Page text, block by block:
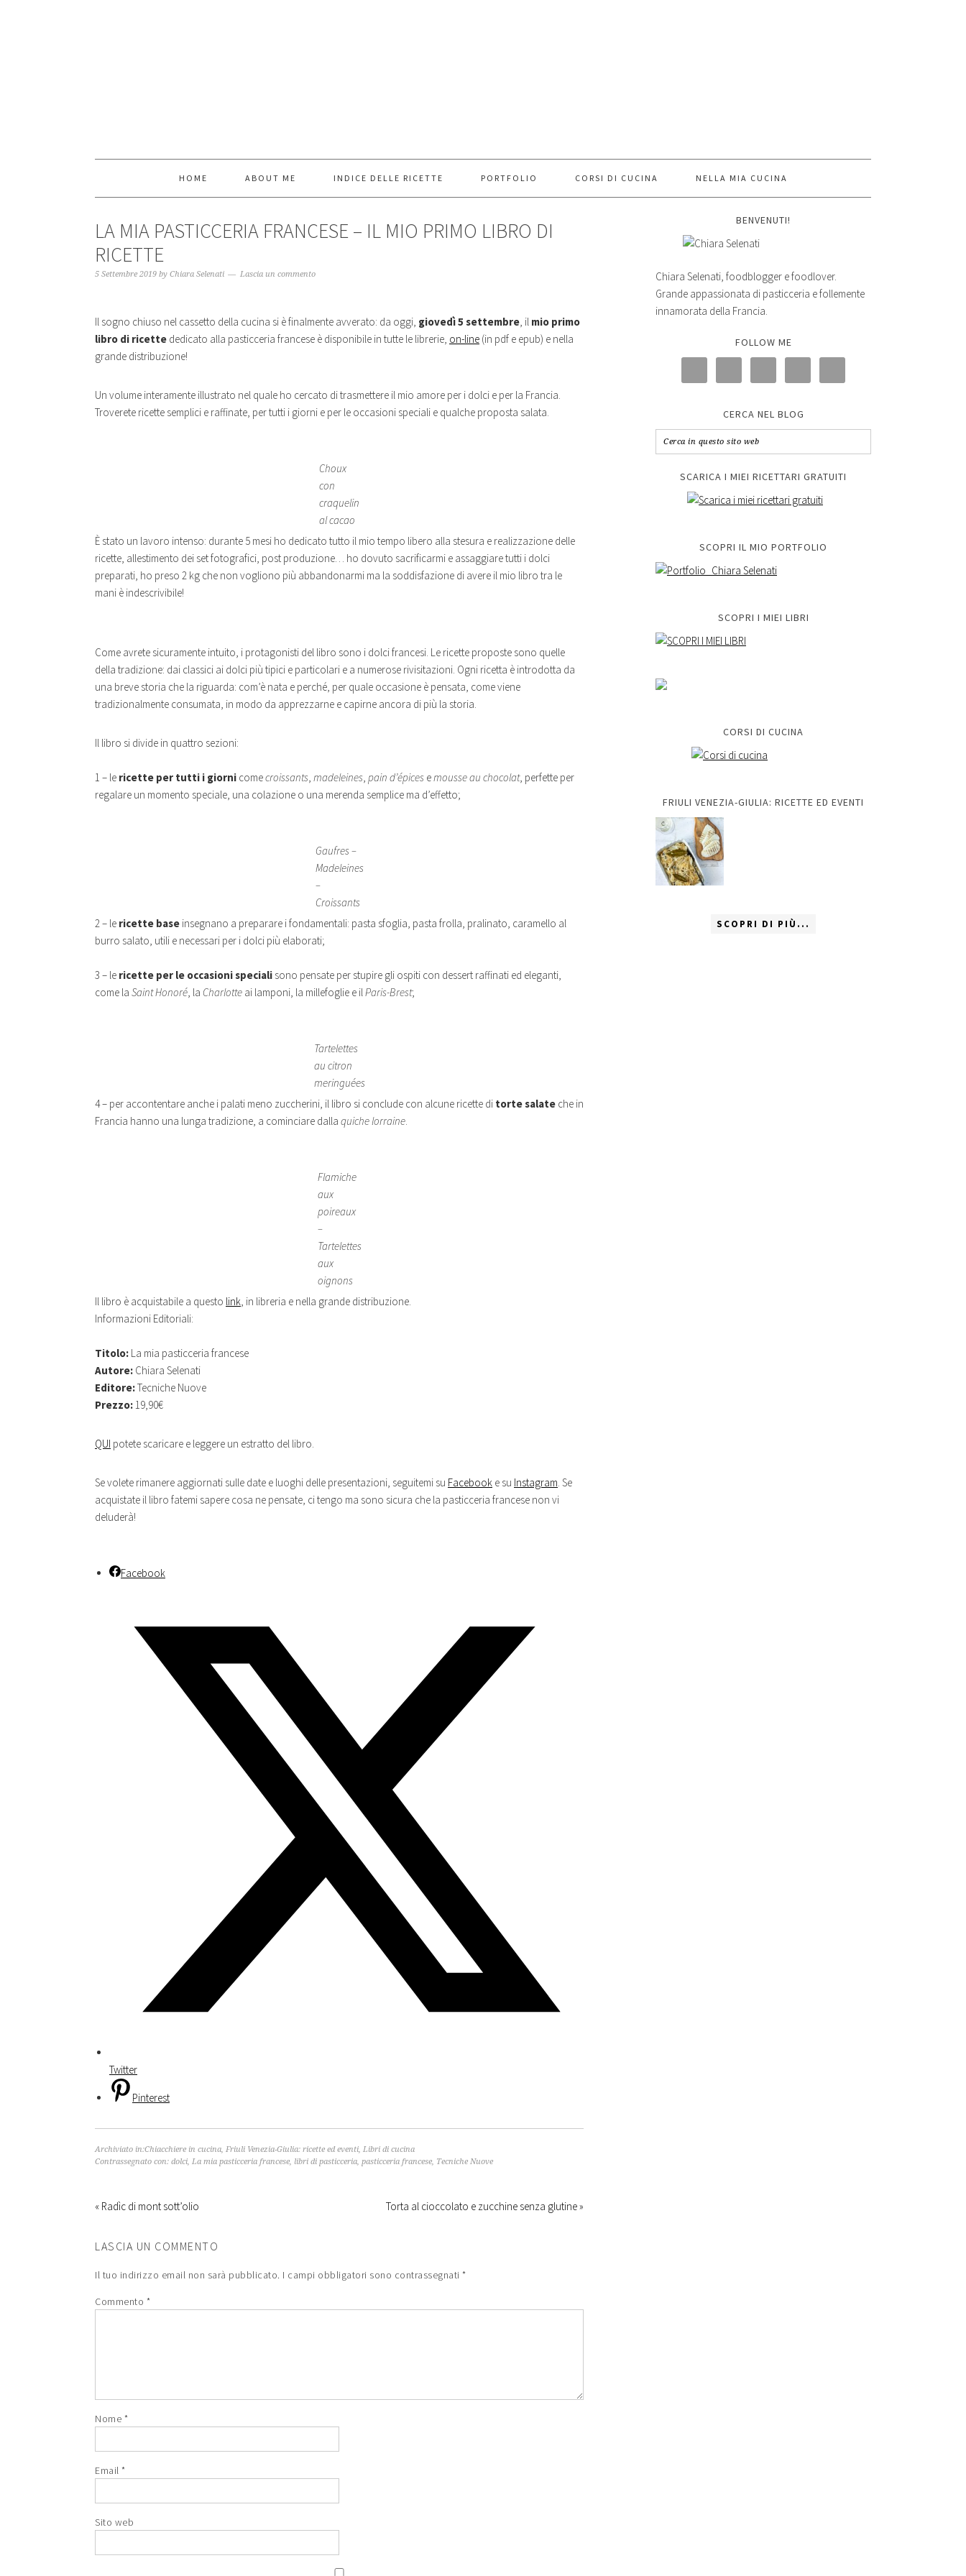
HOME ABOUT ME INDICE DELLE RICETTE PORTFOLIO CORSI DI CUCINA NELLA MIA CUCINA
LA MIA PASTICCERIA FRANCESE – IL MIO PRIMO LIBRO DI
RICETTE
5 Settembre 2019 by Chiara Selenati Lascia un commento
Il sogno chiuso nel cassetto della cucina si è finalmente avverato: da oggi, giovedì 5 settembre, il mio primo
libro di ricette dedicato alla pasticceria francese è disponibile in tutte le librerie, on-line (in pdf e epub) e nella
grande distribuzione!
Un volume interamente illustrato nel quale ho cercato di trasmettere il mio amore per i dolci e per la Francia.
Troverete ricette semplici e raffinate, per tutti i giorni e per le occasioni speciali e qualche proposta salata.
Choux
con
craquelin
al cacao
È stato un lavoro intenso: durante 5 mesi ho dedicato tutto il mio tempo libero alla stesura e realizzazione delle
ricette, allestimento dei set fotografici, post produzione… ho dovuto sacrificarmi e assaggiare tutti i dolci
preparati, ho preso 2 kg che non vogliono più abbandonarmi ma la soddisfazione di avere il mio libro tra le
mani è indescrivibile!
Come avrete sicuramente intuito, i protagonisti del libro sono i dolci francesi. Le ricette proposte sono quelle
della tradizione: dai classici ai dolci più tipici e particolari e a numerose rivisitazioni. Ogni ricetta è introdotta da
una breve storia che la riguarda: com’è nata e perché, per quale occasione è pensata, come viene
tradizionalmente consumata, in modo da apprezzarne e capirne ancora di più la storia.
Il libro si divide in quattro sezioni:
1 – le ricette per tutti i giorni comecroissants, madeleines, pain d’épices emousse au chocolat, perfette per
regalare un momento speciale, una colazione o una merenda semplice ma d’effetto;
Gaufres –
Madeleines
–
Croissants
2 – le ricette base insegnano a preparare i fondamentali: pasta sfoglia, pasta frolla, pralinato, caramello al
burro salato, utili e necessari per i dolci più elaborati;
3 – le ricette per le occasioni speciali sono pensate per stupire gli ospiti con dessert raffinati ed eleganti,
come la Saint Honoré, la Charlotte ai lamponi, la millefoglie e ilParis-Brest;
Tartelettes
au citron
meringuées
4 – per accontentare anche i palati meno zuccherini, il libro si conclude con alcune ricette di torte salate che in
Francia hanno una lunga tradizione, a cominciare dalla quiche lorraine.
Flamiche
aux
poireaux
–
Tartelettes
aux
oignons
Il libro è acquistabile a questo link, in libreria e nella grande distribuzione.
Informazioni Editoriali:
Titolo: La mia pasticceria francese
Autore: Chiara Selenati
Editore:Tecniche Nuove
Prezzo: 19,90€
QUI potete scaricare e leggere un estratto del libro.
Se volete rimanere aggiornati sulle date e luoghi delle presentazioni, seguitemi su Facebook e su Instagram. Se
acquistate il libro fatemi sapere cosa ne pensate, ci tengo ma sono sicura che la pasticceria francese non vi
deluderà!
Facebook
Twitter
Pinterest
Archiviato in:Chiacchiere in cucina, Friuli Venezia-Giulia: ricette ed eventi, Libri di cucina
Contrassegnato con: dolci, La mia pasticceria francese, libri di pasticceria, pasticceria francese, Tecniche Nuove
« Radìc di mont sott’olio Torta al cioccolato e zucchine senza glutine »
LASCIA UN COMMENTO
Il tuo indirizzo email non sarà pubblicato. I campi obbligatori sono contrassegnati *
Commento *
Nome *
Email *
Sito web
BENVENUTI!
Chiara Selenati, foodblogger e foodlover.
Grande appassionata di pasticceria e follemente
innamorata della Francia.
FOLLOW ME
CERCA NEL BLOG
SCARICA I MIEI RICETTARI GRATUITI
SCOPRI IL MIO PORTFOLIO
SCOPRI I MIEI LIBRI
CORSI DI CUCINA
FRIULI VENEZIA-GIULIA: RICETTE ED EVENTI
SCOPRI DI PIÙ...